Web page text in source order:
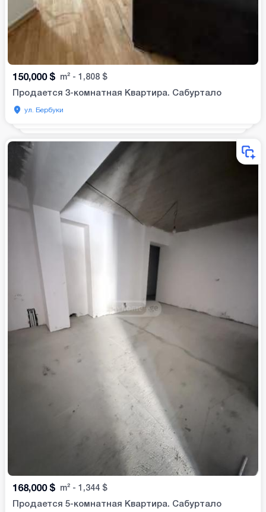
150,000 $ m² - 1,808 $
Продается 3-комнатная Квартира. Сабуртало
ул. Бербуки
168,000 $ m² - 1,344 $
Продается 5-комнатная Квартира. Сабуртало